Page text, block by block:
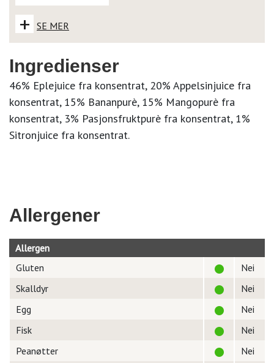
+ SE MER
Ingredienser
46% Eplejuice fra konsentrat, 20% Appelsinjuice fra
konsentrat, 15% Bananpurè, 15% Mangopurè fra
konsentrat, 3% Pasjonsfruktpurè fra konsentrat, 1%
Sitronjuice fra konsentrat.
Allergener
Allergen
Gluten
Nei
Skalldyr
Nei
Egg
Nei
Fisk
Nei
Peanøtter
Nei